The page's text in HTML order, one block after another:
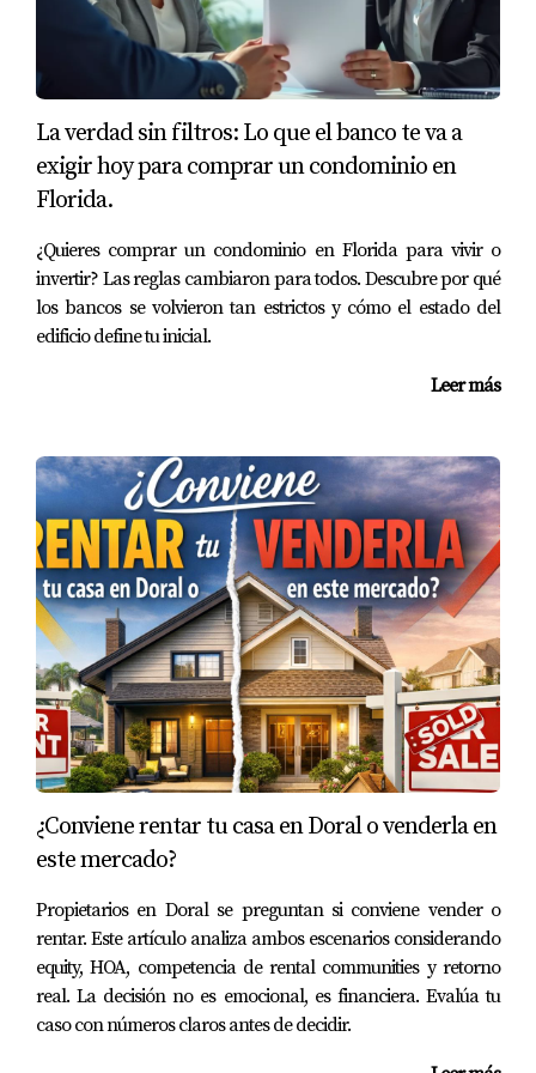
Familia Martínez: La Proximidad al Trabajo
Finalmente, la familia Martínez eligió mudarse a Fort
Lauderdale debido a su proximidad al trabajo. Ambos
padres trabajaban en Miami y querían evitar largos
desplazamientos diarios que consumieran tiempo valioso
con transporte público y rutas rápidas hacia sus lugares
de empleo, lograron equilibrar sus responsabilidades
laborales con la vida familiar. Además, disfrutaron del
Elegir la zona ideal para tu familia en Florida no es solo
una cuestión logística; es una decisión emocional que
impactará tu calidad de vida diaria. Al considerar
factores como la educación, seguridad, acceso a servicios
y comunidad, puedes tomar decisiones informadas que
beneficien a todos los miembros de tu hogar. Cada
familia tiene sus propias prioridades y circunstancias
únicas; lo importante es encontrar lo que mejor se adapte
a ti. Si estás listo para dar el siguiente paso en tu
búsqueda del hogar perfecto en Florida o necesitas
orientación personalizada sobre las mejores zonas para
ti y tu familia, no dudes en contactar a Mariana Romero.
emocionante proceso.
Preguntas Frecuentes
¿Cuáles son las mejores áreas para familias en
La verdad sin filtros: Lo que el banco te va a
exigir hoy para comprar un condominio en
Florida.
¿Quieres comprar un condominio en Florida para vivir o
invertir? Las reglas cambiaron para todos. Descubre por qué
los bancos se volvieron tan estrictos y cómo el estado del
edificio define tu inicial.
Leer más
¿Conviene rentar tu casa en Doral o venderla en
este mercado?
Propietarios en Doral se preguntan si conviene vender o
rentar. Este artículo analiza ambos escenarios considerando
equity, HOA, competencia de rental communities y retorno
real. La decisión no es emocional, es financiera. Evalúa tu
caso con números claros antes de decidir.